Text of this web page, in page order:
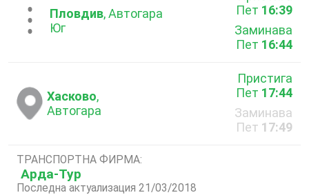
...Пловдив, Автогара
Юг
Пет 16:39
Заминава
Пет 16:44
Хасково,
Автогара
Пристига
Пет 17:44
Заминава
Пет 17:49
ТРАНСПОРТНА ФИРМА:
Арда-Тур
Последна актуализация 21/03/2018